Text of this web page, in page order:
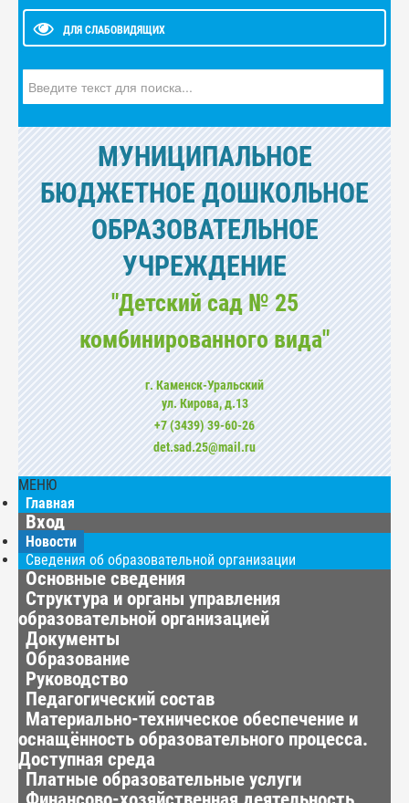
ДЛЯ СЛАБОВИДЯЩИХ
МУНИЦИПАЛЬНОЕ
БЮДЖЕТНОЕ ДОШКОЛЬНОЕ
ОБРАЗОВАТЕЛЬНОЕ
УЧРЕЖДЕНИЕ
"Детский сад № 25
комбинированного вида"
г. Каменск-Уральский
ул. Кирова, д.13
+7 (3439) 39-60-26
det.sad.25@mail.ru
МЕНЮ
Главная
Вход
Новости
Сведения об образовательной организации
Основные сведения
Структура и органы управления
образовательной организацией
Документы
Образование
Руководство
Педагогический состав
Материально-техническое обеспечение и
оснащённость образовательного процесса.
Доступная среда
Платные образовательные услуги